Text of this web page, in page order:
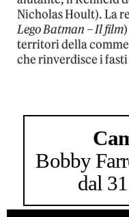
Nicholas Hoult). La
Lego Batman – Il film
territori della
che rinverdisce i
Bobby
dal